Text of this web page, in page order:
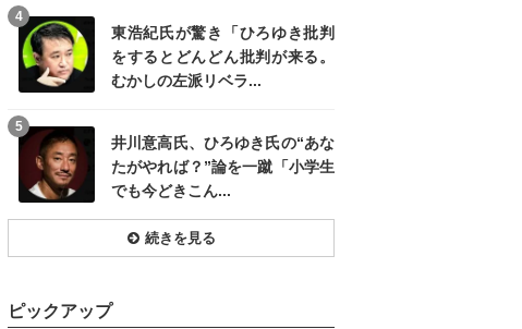
東浩紀氏が驚き「ひろゆき批判
をするとどんどん批判が来る。
むかしの左派リベラ...
4
井川意高氏、ひろゆき氏の“あな
たがやれば？”論を一蹴「小学生
でも今どきこん...
5
続きを見る
ピックアップ